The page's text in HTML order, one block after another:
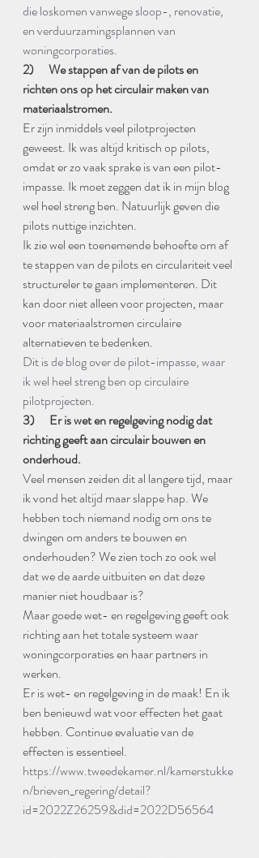
die loskomen vanwege sloop-, renovatie,
en verduurzamingsplannen van
woningcorporaties.
2)      We stappen af van de pilots en
richten ons op het circulair maken van
materiaalstromen.
Er zijn inmiddels veel pilotprojecten
geweest. Ik was altijd kritisch op pilots,
omdat er zo vaak sprake is van een pilot-
impasse. Ik moet zeggen dat ik in mijn blog
wel heel streng ben. Natuurlijk geven die
pilots nuttige inzichten.
Ik zie wel een toenemende behoefte om af
te stappen van de pilots en circulariteit veel
structureler te gaan implementeren. Dit
kan door niet alleen voor projecten, maar
voor materiaalstromen circulaire
alternatieven te bedenken.
Dit is de blog over de pilot-impasse, waar
ik wel heel streng ben op circulaire
pilotprojecten.
3)      Er is wet en regelgeving nodig dat
richting geeft aan circulair bouwen en
onderhoud.
Veel mensen zeiden dit al langere tijd, maar
ik vond het altijd maar slappe hap. We
hebben toch niemand nodig om ons te
dwingen om anders te bouwen en
onderhouden? We zien toch zo ook wel
dat we de aarde uitbuiten en dat deze
manier niet houdbaar is?
Maar goede wet- en regelgeving geeft ook
richting aan het totale systeem waar
woningcorporaties en haar partners in
werken.
Er is wet- en regelgeving in de maak! En ik
ben benieuwd wat voor effecten het gaat
hebben. Continue evaluatie van de
effecten is essentieel.
https://www.tweedekamer.nl/kamerstukke
n/brieven_regering/detail?
id=2022Z26259&did=2022D56564